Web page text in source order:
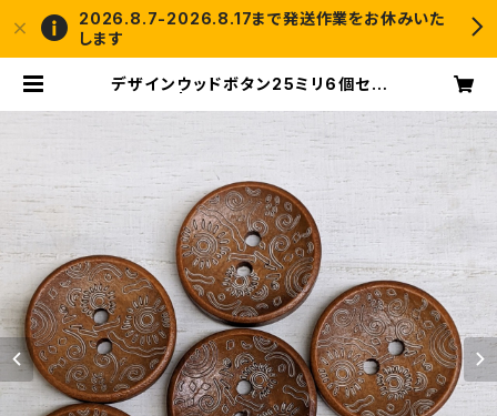
2026.8.7-2026.8.17まで発送作業をお休みいた
します
デザインウッドボタン25ミリ6個セッ